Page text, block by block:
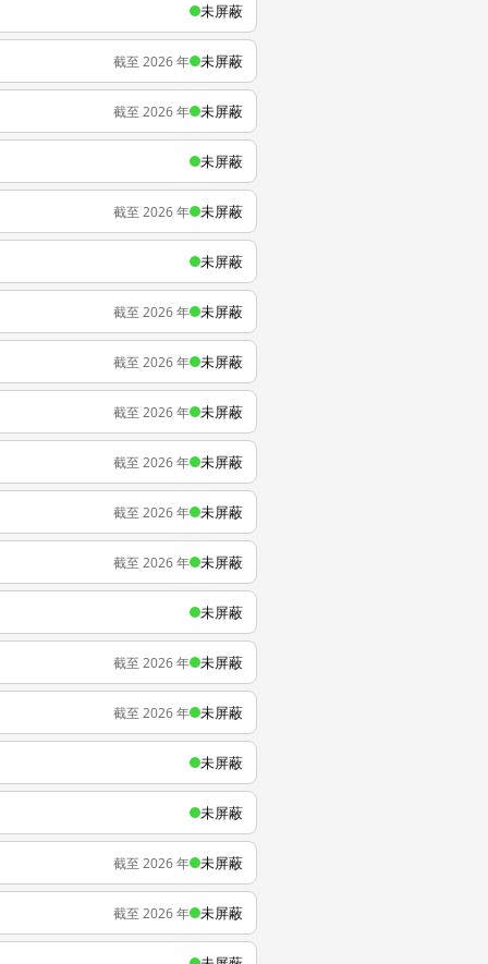
未屏蔽
截至 2026 年 未屏蔽
截至 2026 年 未屏蔽
未屏蔽
截至 2026 年 未屏蔽
未屏蔽
截至 2026 年 未屏蔽
截至 2026 年 未屏蔽
截至 2026 年 未屏蔽
截至 2026 年 未屏蔽
截至 2026 年 未屏蔽
截至 2026 年 未屏蔽
未屏蔽
截至 2026 年 未屏蔽
截至 2026 年 未屏蔽
未屏蔽
未屏蔽
截至 2026 年 未屏蔽
截至 2026 年 未屏蔽